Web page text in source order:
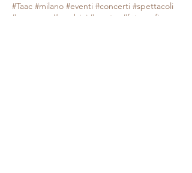
#Taac #milano #eventi #concerti #spettacoli
#rassegne #bambini #mostre #fotografia